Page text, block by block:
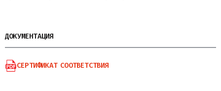
ДОКУМЕНТАЦИЯ
СЕРТИФИКАТ СООТВЕТСТВИЯ